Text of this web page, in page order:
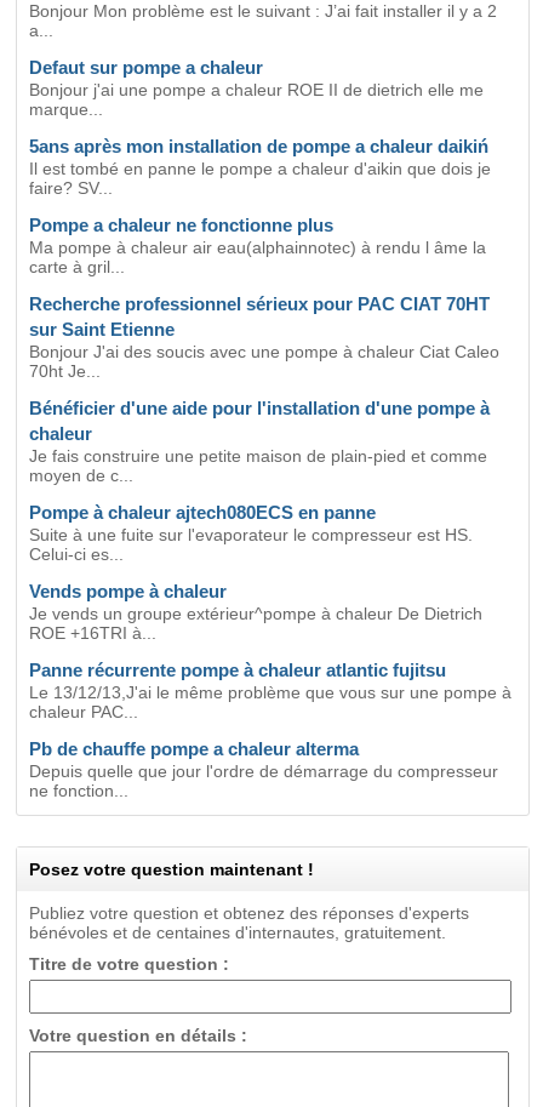
Bonjour Mon problème est le suivant : J’ai fait installer il y a 2
a...
Defaut sur pompe a chaleur
Bonjour j'ai une pompe a chaleur ROE II de dietrich elle me
marque...
5ans après mon installation de pompe a chaleur daikiń
Il est tombé en panne le pompe a chaleur d'aikin que dois je
faire? SV...
Pompe a chaleur ne fonctionne plus
Ma pompe à chaleur air eau(alphainnotec) à rendu l âme la
carte à gril...
Recherche professionnel sérieux pour PAC CIAT 70HT
sur Saint Etienne
Bonjour J'ai des soucis avec une pompe à chaleur Ciat Caleo
70ht Je...
Bénéficier d'une aide pour l'installation d'une pompe à
chaleur
Je fais construire une petite maison de plain-pied et comme
moyen de c...
Pompe à chaleur ajtech080ECS en panne
Suite à une fuite sur l'evaporateur le compresseur est HS.
Celui-ci es...
Vends pompe à chaleur
Je vends un groupe extérieur^pompe à chaleur De Dietrich
ROE +16TRI à...
Panne récurrente pompe à chaleur atlantic fujitsu
Le 13/12/13,J'ai le même problème que vous sur une pompe à
chaleur PAC...
Pb de chauffe pompe a chaleur alterma
Depuis quelle que jour l'ordre de démarrage du compresseur
ne fonction...
Posez votre question maintenant !
Publiez votre question et obtenez des réponses d'experts
bénévoles et de centaines d'internautes, gratuitement.
Titre de votre question :
Votre question en détails :